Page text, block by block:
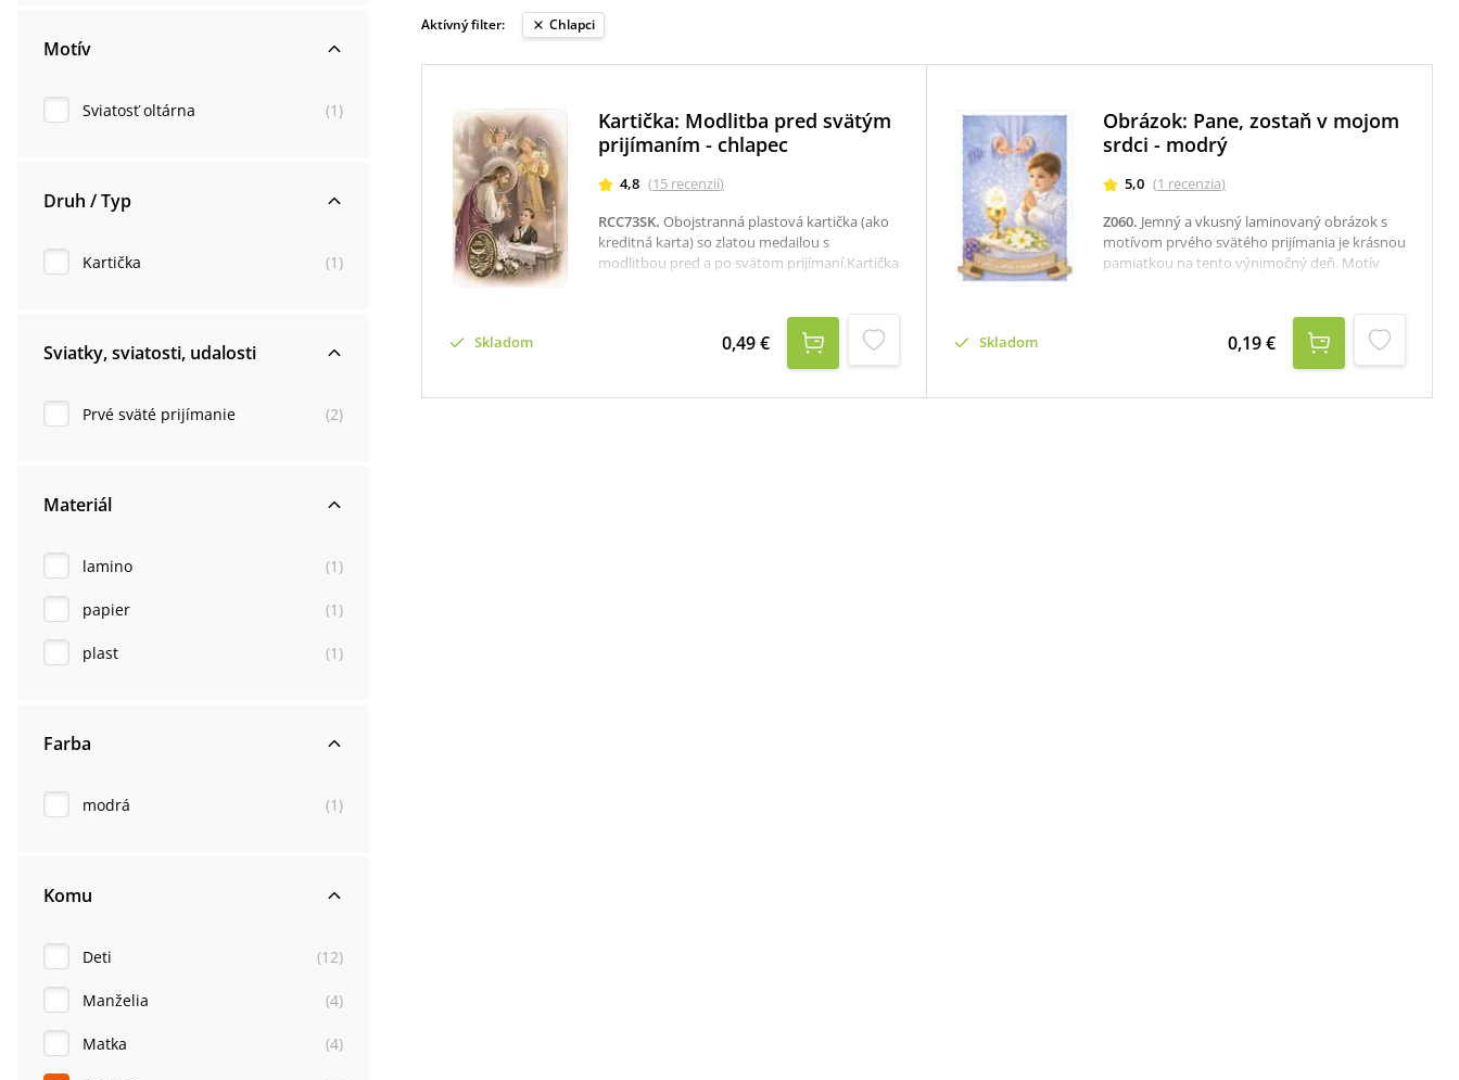
Motív
Sviatosť oltárna (1 )
Druh / Typ
Kartička (1 )
Sviatky, sviatosti, udalosti
Prvé sväté prijímanie (2)
Materiál
lamino (1 )
papier (1 )
plast (1 )
Farba
modrá (1 )
Komu
Deti (12)
Manželia (4)
Matka (4)
Aktívný filter: Chlapci
Kartička: Modlitba pred svätým
prijímaním - chlapec
4,8 (15 recenzií)
RCC73SK. Obojstranná plastová kartička (ako
kreditná karta) so zlatou medailou s
modlitbou pred a po svätom prijímaní.Kartička
Skladom
0,49 €
Obrázok: Pane, zostaň v mojom
srdci - modrý
5,0 (1 recenzia)
Z060. Jemný a vkusný laminovaný obrázok s
motívom prvého svätého prijímania je krásnou
pamiatkou na tento výnimočný deň. Motív
význam tejto sviatosti. Na druhej strane
obrázka je modlitba pred a po sv. prijímaní.
Obrázok je vhodný ako drobný darček k
Skladom 0,19 €